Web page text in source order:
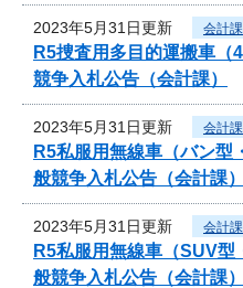
2023年5月31日更新 会計課
R5捜査用多目的運搬車（
競争入札公告（会計課）
2023年5月31日更新 会計課
R5私服用無線車（バン型
般競争入札公告（会計課）
2023年5月31日更新 会計課
R5私服用無線車（SUV
般競争入札公告（会計課）